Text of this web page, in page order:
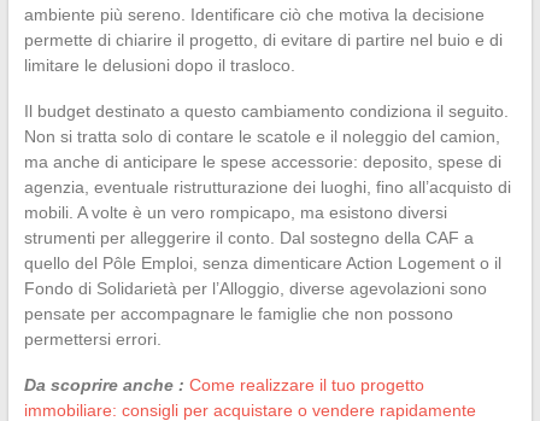
ambiente più sereno. Identificare ciò che motiva la decisione
permette di chiarire il progetto, di evitare di partire nel buio e di
limitare le delusioni dopo il trasloco.
Il budget destinato a questo cambiamento condiziona il seguito.
Non si tratta solo di contare le scatole e il noleggio del camion,
ma anche di anticipare le spese accessorie: deposito, spese di
agenzia, eventuale ristrutturazione dei luoghi, fino all’acquisto di
mobili. A volte è un vero rompicapo, ma esistono diversi
strumenti per alleggerire il conto. Dal sostegno della CAF a
quello del Pôle Emploi, senza dimenticare Action Logement o il
Fondo di Solidarietà per l’Alloggio, diverse agevolazioni sono
pensate per accompagnare le famiglie che non possono
permettersi errori.
Da scoprire anche : Come realizzare il tuo progetto
immobiliare: consigli per acquistare o vendere rapidamente